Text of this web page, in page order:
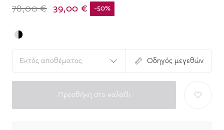
78,00 € 39,00 € -50%
Εκτός αποθέματος Οδηγός μεγεθών
Προσθήκη στο καλάθι